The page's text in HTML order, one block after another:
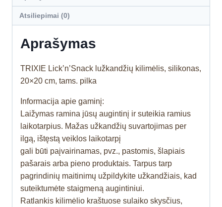
Atsiliepimai (0)
Aprašymas
TRIXIE Lick’n’Snack lužkandžių kilimėlis, silikonas,
20×20 cm, tams. pilka
Informacija apie gaminį:
Laižymas ramina jūsų augintinį ir suteikia ramius
laikotarpius. Mažas užkandžių suvartojimas per
ilgą, ištęstą veiklos laikotarpį
gali būti paįvairinamas, pvz., pastomis, šlapiais
pašarais arba pieno produktais. Tarpus tarp
pagrindinių maitinimų užpildykite užkandžiais, kad
suteiktumėte staigmeną augintiniui.
Ratlankis kilimėlio kraštuose sulaiko skysčius,